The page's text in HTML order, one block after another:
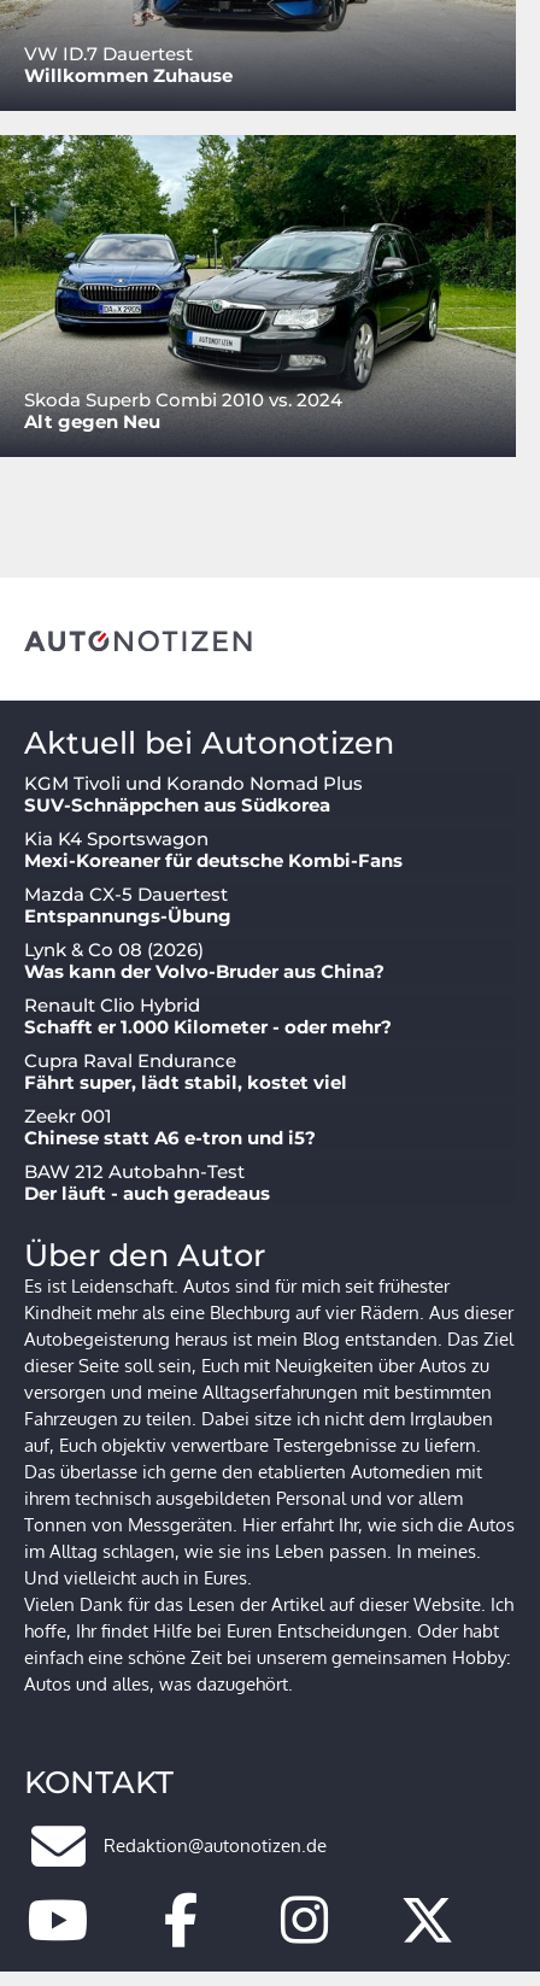
VW ID.7 Dauertest
Willkommen Zuhause
Skoda Superb Combi 2010 vs. 2024
Alt gegen Neu
Aktuell bei Autonotizen
KGM Tivoli und Korando Nomad Plus
SUV-Schnäppchen aus Südkorea
Kia K4 Sportswagon
Mexi-Koreaner für deutsche Kombi-Fans
Mazda CX-5 Dauertest
Entspannungs-Übung
Lynk & Co 08 (2026)
Was kann der Volvo-Bruder aus China?
Renault Clio Hybrid
Schafft er 1.000 Kilometer - oder mehr?
Cupra Raval Endurance
Fährt super, lädt stabil, kostet viel
Zeekr 001
Chinese statt A6 e-tron und i5?
BAW 212 Autobahn-Test
Der läuft - auch geradeaus
Über den Autor
Es ist Leidenschaft. Autos sind für mich seit frühester
Kindheit mehr als eine Blechburg auf vier Rädern. Aus dieser
Autobegeisterung heraus ist mein Blog entstanden. Das Ziel
dieser Seite soll sein, Euch mit Neuigkeiten über Autos zu
versorgen und meine Alltagserfahrungen mit bestimmten
Fahrzeugen zu teilen. Dabei sitze ich nicht dem Irrglauben
auf, Euch objektiv verwertbare Testergebnisse zu liefern.
Das überlasse ich gerne den etablierten Automedien mit
ihrem technisch ausgebildeten Personal und vor allem
Tonnen von Messgeräten. Hier erfahrt Ihr, wie sich die Autos
im Alltag schlagen, wie sie ins Leben passen. In meines.
Und vielleicht auch in Eures.
Vielen Dank für das Lesen der Artikel auf dieser Website. Ich
hoffe, Ihr findet Hilfe bei Euren Entscheidungen. Oder habt
einfach eine schöne Zeit bei unserem gemeinsamen Hobby:
Autos und alles, was dazugehört.
KONTAKT
Redaktion@autonotizen.de